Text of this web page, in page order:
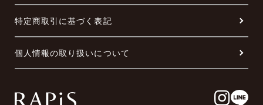
特定商取引に基づく表記
個人情報の取り扱いについて